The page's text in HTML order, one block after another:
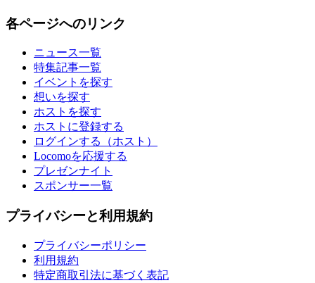
各ページへのリンク
ニュース一覧
特集記事一覧
イベントを探す
想いを探す
ホストを探す
ホストに登録する
ログインする（ホスト）
Locomoを応援する
プレゼンナイト
スポンサー一覧
プライバシーと利用規約
プライバシーポリシー
利用規約
特定商取引法に基づく表記